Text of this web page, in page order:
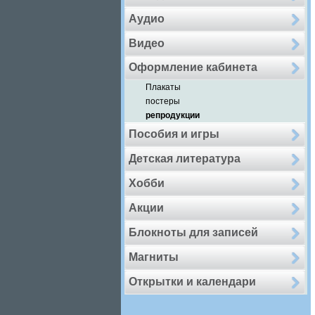
Аудио
Видео
Оформление кабинета
Плакаты
постеры
репродукции
Пособия и игры
Детская литература
Хобби
Акции
Блокноты для записей
Магниты
Открытки и календари